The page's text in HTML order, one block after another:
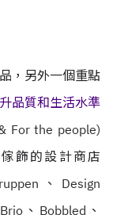
，另外一個重點
品質和生活水準
For the people)
飾的設計商店
、Design
、Bobbled、